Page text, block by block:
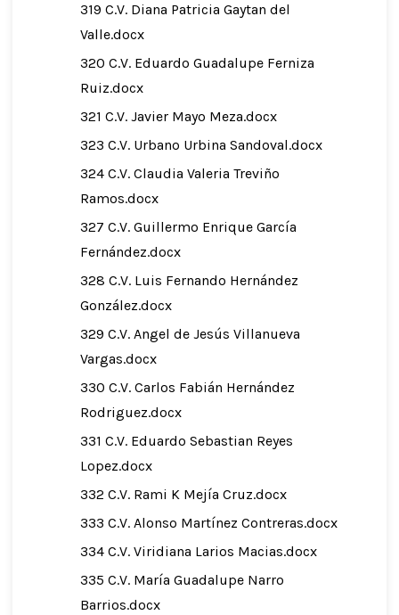
319 C.V. Diana Patricia Gaytan del
Valle.docx
320 C.V. Eduardo Guadalupe Ferniza
Ruiz.docx
321 C.V. Javier Mayo Meza.docx
323 C.V. Urbano Urbina Sandoval.docx
324 C.V. Claudia Valeria Treviño
Ramos.docx
327 C.V. Guillermo Enrique García
Fernández.docx
328 C.V. Luis Fernando Hernández
González.docx
329 C.V. Angel de Jesús Villanueva
Vargas.docx
330 C.V. Carlos Fabián Hernández
Rodriguez.docx
331 C.V. Eduardo Sebastian Reyes
Lopez.docx
332 C.V. Rami K Mejía Cruz.docx
333 C.V. Alonso Martínez Contreras.docx
334 C.V. Viridiana Larios Macias.docx
335 C.V. María Guadalupe Narro
Barrios.docx